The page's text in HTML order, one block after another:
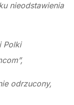
nieodstawienia
Polki
odrzucony,